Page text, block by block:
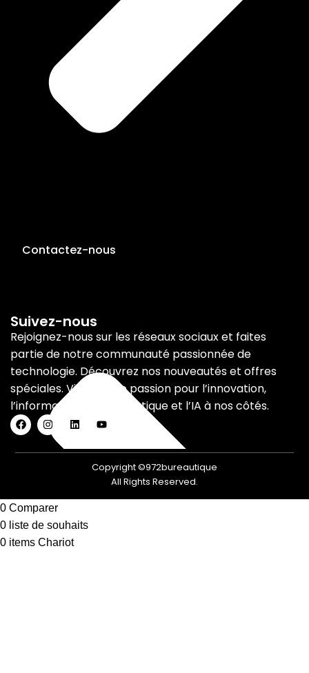
Contactez-nous
Suivez-nous
Rejoignez-nous sur les réseaux sociaux et faites
partie de notre communauté passionnée de
technologie. Découvrez nos nouveautés et offres
spéciales. Vivez votre passion pour l’innovation,
l’informatique, la bureautique et l’IA à nos côtés.
Copyright ©972bureautique
All Rights Reserved.
0 Comparer
0 liste de souhaits
0 items Chariot